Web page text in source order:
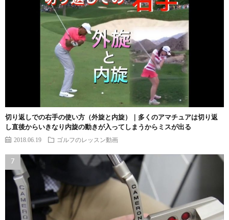
切り返しでの右手の使い方（外旋と内旋）｜多くのアマチュアは切り返
し直後からいきなり内旋の動きが入ってしまうからミスが出る
2018.06.19 ゴルフのレッスン動画